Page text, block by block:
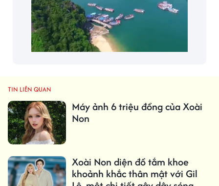
TIN LIÊN QUAN
Máy ảnh 6 triệu đồng của Xoài
Non
Xoài Non diện đồ tắm khoe
khoảnh khắc thân mật với Gil